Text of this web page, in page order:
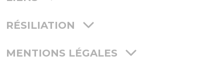
RÉSILIATION
MENTIONS LÉGALES